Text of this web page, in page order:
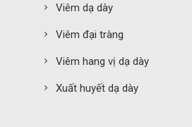
Viêm dạ dày
Viêm đại tràng
Viêm hang vị dạ dày
Xuất huyết dạ dày